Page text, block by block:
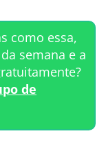
como essa,
semana e a
de